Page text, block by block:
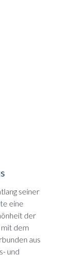
seiner
eine
der
mit dem
aus
und